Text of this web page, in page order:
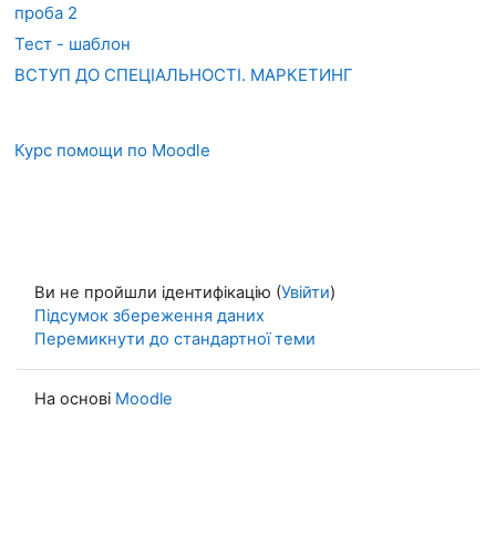
проба 2
Тест - шаблон
ВСТУП ДО СПЕЦІАЛЬНОСТІ. МАРКЕТИНГ
Курс помощи по Moodle
Ви не пройшли ідентифікацію (Увійти)
Підсумок збереження даних
Перемикнути до стандартної теми
На основі Moodle